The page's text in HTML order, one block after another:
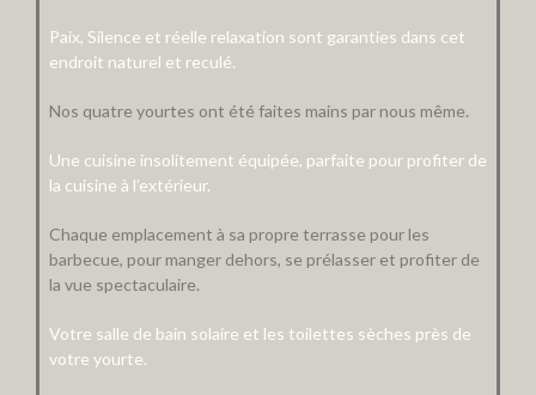
Paix, Silence et réelle relaxation sont garanties dans cet
endroit naturel et reculé.
Nos quatre yourtes ont été faites mains par nous même.
Une cuisine insolitement équipée, parfaite pour profiter de
la cuisine à l’extérieur.
Chaque emplacement à sa propre terrasse pour les
barbecue, pour manger dehors, se prélasser et profiter de
la vue spectaculaire.
Votre salle de bain solaire et les toilettes sèches près de
votre yourte.